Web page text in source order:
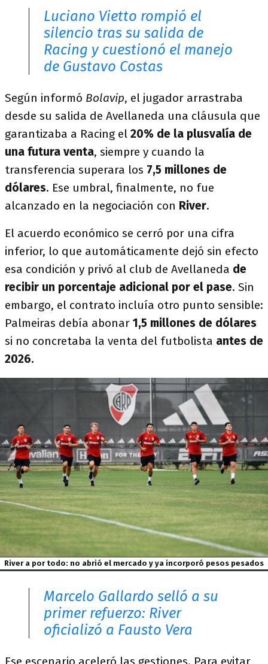
Luciano Vietto rompió el
silencio tras su salida de
Racing y cuestionó el manejo
de Gustavo Costas
Según informó Bolavip, el jugador arrastraba
desde su salida de Avellaneda una cláusula que
garantizaba a Racing el 20% de la plusvalía de
una futura venta, siempre y cuando la
transferencia superara los 7,5 millones de
dólares. Ese umbral, finalmente, no fue
alcanzado en la negociación con River.
El acuerdo económico se cerró por una cifra
inferior, lo que automáticamente dejó sin efecto
esa condición y privó al club de Avellaneda de
recibir un porcentaje adicional por el pase. Sin
embargo, el contrato incluía otro punto sensible:
Palmeiras debía abonar 1,5 millones de dólares
si no concretaba la venta del futbolista antes de
2026.
River a por todo: no abrió el mercado y ya incorporó pesos pesados
Marcelo Gallardo selló a su
primer refuerzo: River
oficializó a Fausto Vera